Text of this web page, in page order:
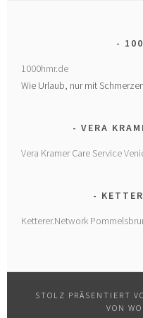
1000hmr.de
Wie Urlaub, nur mit
VERA
Vera Kramer Care Service
Ketterer.Network
STOLZ PRÄSENTIERT
VON